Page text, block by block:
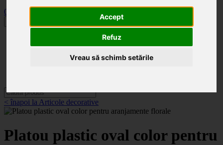
Accept
Refuz
Vreau să schimb setările
0
Categorii
< înapoi la Articole decorative
Platou plastic oval color pentru